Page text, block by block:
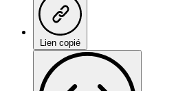
Lien copié